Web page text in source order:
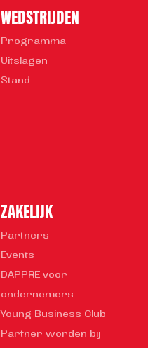
WEDSTRIJDEN
Programma
Uitslagen
Stand
ZAKELIJK
Partners
Events
DAPPRE voor
ondernemers
Young Business Club
Partner worden bij